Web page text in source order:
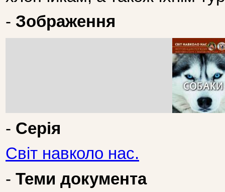
- Зображення
- Серія
Світ навколо нас.
- Теми документа